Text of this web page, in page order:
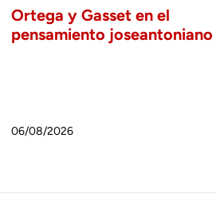
Ortega y Gasset en el
pensamiento joseantoniano
06/08/2026